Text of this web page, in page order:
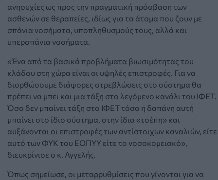
ανησυχίες ως προς την πραγματική πρόσβαση των
ασθενών σε θεραπείες, ιδίως για τα άτομα που ζουν με
σπάνια νοσήματα, υποπληθυσμούς τους, αλλά και
υπερσπάνια νοσήματα.
«Ένα από τα βασικά προβλήματα βιωσιμότητας του
κλάδου στη χώρα είναι οι υψηλές επιστροφές. Για να
διορθώσουμε διάφορες στρεβλώσεις στο σύστημα θα
πρέπει να μπει και μια τάξη στο λεγόμενο κανάλι του ΙΦΕΤ.
Όσο δεν μπαίνει τάξη στο ΙΦΕΤ τόσο η δαπάνη αυτή
μπαίνει στο ίδιο σύστημα, στην ίδια «τσέπη» και
αυξάνονται οι επιστροφές των αντίστοιχων καναλιών, είτε
αυτό των ΦΥΚ του ΕΟΠΥΥ είτε το νοσοκομειακό»,
διευκρίνισε ο κ. Αγγελής.
Όπως σημείωσε, οι μεταρρυθμίσεις που γίνονται για να